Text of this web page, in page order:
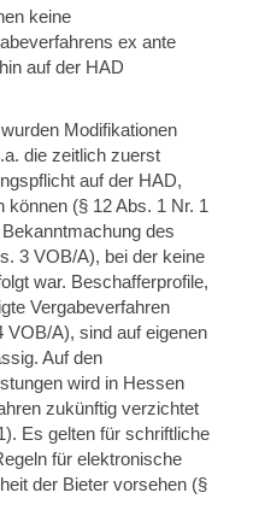
keine
ex ante
auf der HAD
Modifikationen
die zeitlich zuerst
auf der HAD,
können (§ 12 Abs. 1 Nr. 1
des
3 VOB/A), bei der keine
war. Beschafferprofile,
Vergabeverfahren
VOB/A), sind auf eigenen
Auf den
wird in Hessen
zukünftig verzichtet
Es gelten für schriftliche
für elektronische
der Bieter vorsehen (§